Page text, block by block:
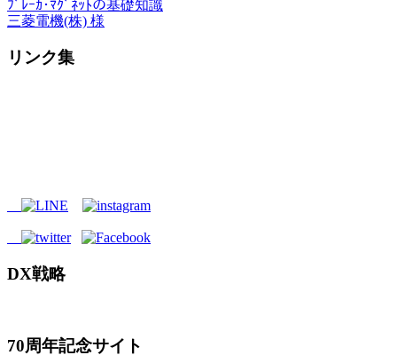
ﾌﾞﾚｰｶ･ﾏｸﾞﾈｯﾄの基礎知識
三菱電機(株) 様
リンク集
DX戦略
70周年記念サイト